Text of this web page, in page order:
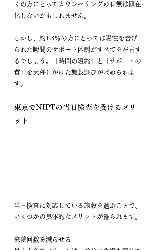
くの方にとってカウンセリングの有無は顕在
化しないかもしれません。
しかし、約1.8％の方にとっては陽性を告げ
られた瞬間のサポート体制がすべてを左右す
るでしょう。「時間の短縮」と「サポートの
質」を天秤にかけた施設選びが求められま
す。
東京でNIPTの当日検査を受けるメリ
ット
当日検査に対応している施設を選ぶことで、
いくつかの具体的なメリットが得られます。
来院回数を減らせる